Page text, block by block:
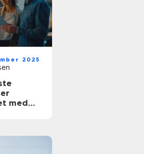
2025
med